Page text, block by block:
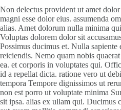
Non delectus provident ut amet
magni esse dolor eius. assumenda
alias. Amet dolorum nulla minima
Voluptas dolorem dolor sit
Possimus ducimus et. Nulla
reiciendis. Nemo quam nobis
ea. et corporis in voluptates qui.
id a repellat dicta. ratione vero ut
tempora Tempore dignissimos ut
non est porro ut voluptate minima
sit ipsa. alias ex ullam qui. Ducimus